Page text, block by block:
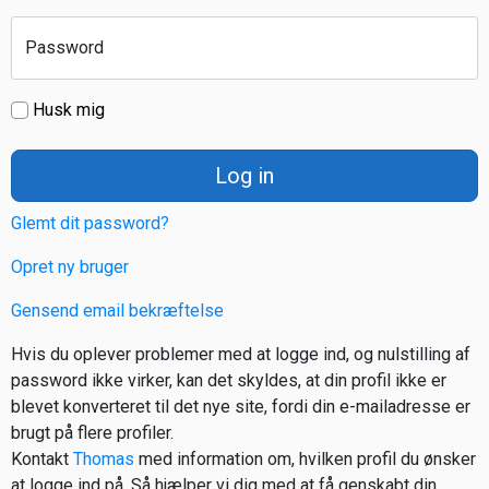
Password
Husk mig
Log in
Glemt dit password?
Opret ny bruger
Gensend email bekræftelse
Hvis du oplever problemer med at logge ind, og nulstilling af
password ikke virker, kan det skyldes, at din profil ikke er
blevet konverteret til det nye site, fordi din e-mailadresse er
brugt på flere profiler.
Kontakt Thomas med information om, hvilken profil du ønsker